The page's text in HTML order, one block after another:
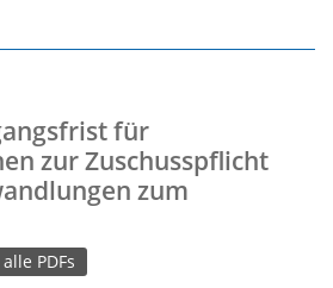
für
zur Zuschusspflicht
zum
alle PDFs